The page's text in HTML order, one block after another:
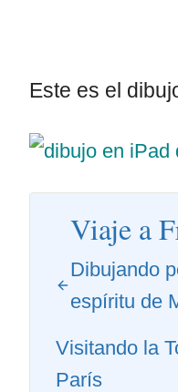
Este es el
Viaje a
Dibujando
espíritu de
Visitando la
París